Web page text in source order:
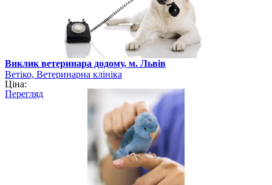
Виклик ветеринара додому, м. Львів
Ветіко, Ветеринарна клініка
Ціна:
Перегляд